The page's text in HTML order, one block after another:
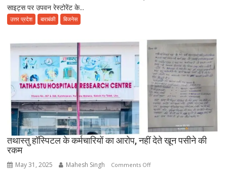
करने
से
पहले
हो
जाए
सावधान,
फूड
प्वाइजनिंग
की
शिकायत
साइट्स पर उपवन रेस्टोरेंट के...
उत्तर प्रदेश बाराबंकी बिजनेस
तथास्तु हॉस्पिटल के कर्मचारियों का आरोप, नहीं देते खून पसीने की
रकम
May 31, 2025 Mahesh Singh Comments Offon